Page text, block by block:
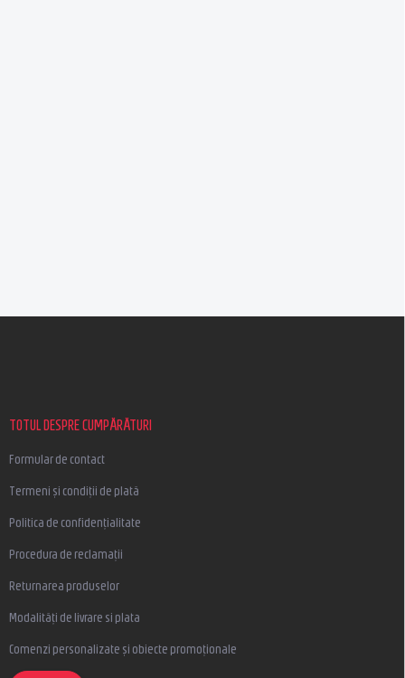
TOTUL DESPRE CUMPĂRĂTURI
Formular de contact
Termeni și condiții de plată
Politica de confidențialitate
Procedura de reclamații
Returnarea produselor
Modalități de livrare si plata
Comenzi personalizate și obiecte promoționale